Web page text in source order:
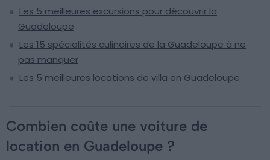
Les 5 meilleures excursions pour découvrir la
Guadeloupe
Les 15 spécialités culinaires de la Guadeloupe à ne
pas manquer
Les 5 meilleures locations de villa en Guadeloupe
Combien coûte une voiture de
location en Guadeloupe ?